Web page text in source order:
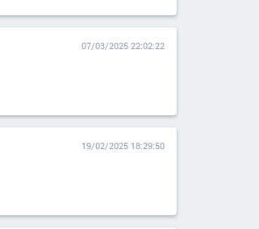
07/03/2025 22:02:22
19/02/2025 18:29:50